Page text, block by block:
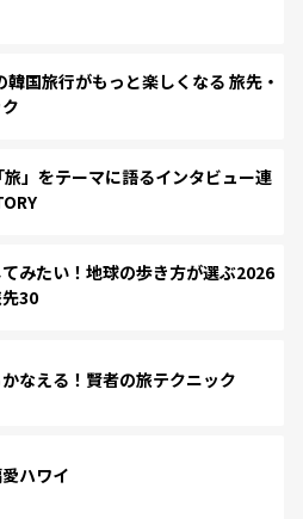
国旅行がもっと楽しくなる 旅先・
」をテーマに語るインタビュー連
みたい！地球の歩き方が選ぶ2026
30
なえる！賢者の旅テクニック
ハワイ